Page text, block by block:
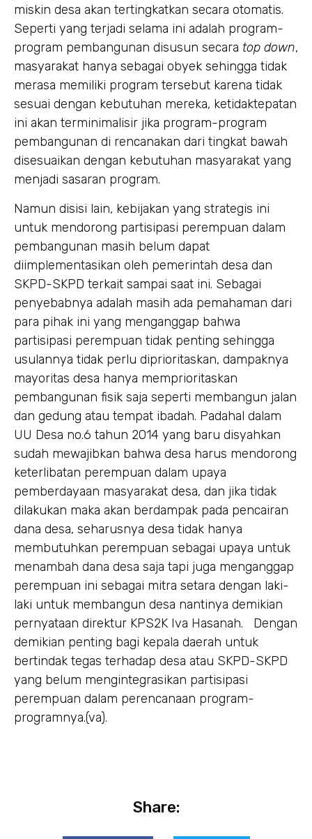
miskin desa akan tertingkatkan secara otomatis.
Seperti yang terjadi selama ini adalah program-
program pembangunan disusun secara top down,
masyarakat hanya sebagai obyek sehingga tidak
merasa memiliki program tersebut karena tidak
sesuai dengan kebutuhan mereka, ketidaktepatan
ini akan terminimalisir jika program-program
pembangunan di rencanakan dari tingkat bawah
disesuaikan dengan kebutuhan masyarakat yang
menjadi sasaran program.
Namun disisi lain, kebijakan yang strategis ini
untuk mendorong partisipasi perempuan dalam
pembangunan masih belum dapat
diimplementasikan oleh pemerintah desa dan
SKPD-SKPD terkait sampai saat ini. Sebagai
penyebabnya adalah masih ada pemahaman dari
para pihak ini yang menganggap bahwa
partisipasi perempuan tidak penting sehingga
usulannya tidak perlu diprioritaskan, dampaknya
mayoritas desa hanya memprioritaskan
pembangunan fisik saja seperti membangun jalan
dan gedung atau tempat ibadah. Padahal dalam
UU Desa no.6 tahun 2014 yang baru disyahkan
sudah mewajibkan bahwa desa harus mendorong
keterlibatan perempuan dalam upaya
pemberdayaan masyarakat desa, dan jika tidak
dilakukan maka akan berdampak pada pencairan
dana desa, seharusnya desa tidak hanya
membutuhkan perempuan sebagai upaya untuk
menambah dana desa saja tapi juga menganggap
perempuan ini sebagai mitra setara dengan laki-
laki untuk membangun desa nantinya demikian
pernyataan direktur KPS2K Iva Hasanah. Dengan
demikian penting bagi kepala daerah untuk
bertindak tegas terhadap desa atau SKPD-SKPD
yang belum mengintegrasikan partisipasi
perempuan dalam perencanaan program-
programnya.(va).
Share: